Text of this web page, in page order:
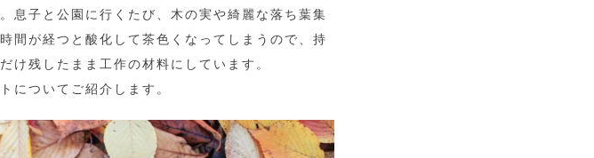
息子と公園に行くたび、木の実や綺麗な落ち葉集
間が経つと酸化して茶色くなってしまうので、持
け残したまま工作の材料にしています。
についてご紹介します。